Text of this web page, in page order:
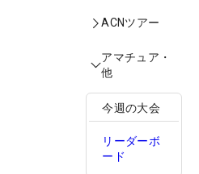
ACNツアー
アマチュア・
他
今週の大会
リーダーボ
ード